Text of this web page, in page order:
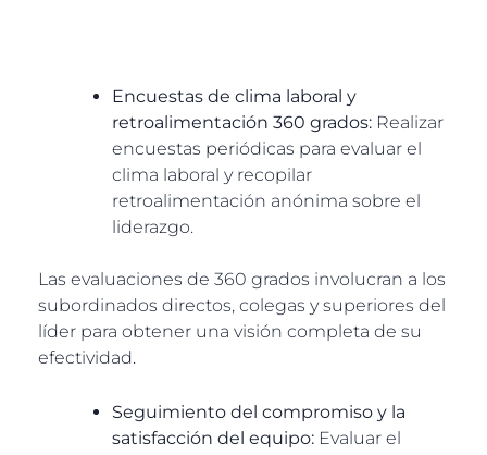
Encuestas de clima laboral y
retroalimentación 360 grados: Realizar
encuestas periódicas para evaluar el
clima laboral y recopilar
retroalimentación anónima sobre el
liderazgo.
Las evaluaciones de 360 grados involucran a los
subordinados directos, colegas y superiores del
líder para obtener una visión completa de su
efectividad.
Seguimiento del compromiso y la
satisfacción del equipo: Evaluar el